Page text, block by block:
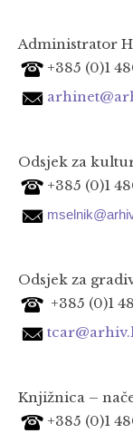
Administrator
+385 (0)1
Odsjek za
+385 (0)1
Odsjek za
+385 (0)1
Knjižnica –
+385 (0)1